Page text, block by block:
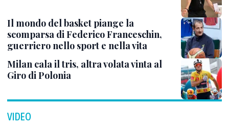
Il mondo del basket piange la
scomparsa di Federico Franceschin,
guerriero nello sport e nella vita
Milan cala il tris, altra volata vinta al
Giro di Polonia
VIDEO